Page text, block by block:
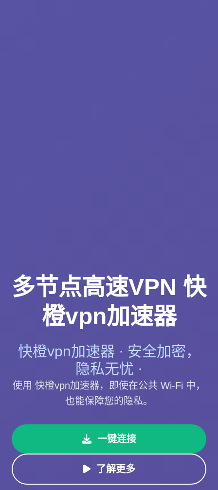
多节点高速VPN 快
橙vpn加速器
快橙vpn加速器 · 安全加密，
隐私无忧 ·
使用 快橙vpn加速器，即使在公共 Wi-Fi 中，
也能保障您的隐私。
一键连接
了解更多